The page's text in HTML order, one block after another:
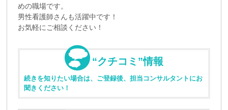
めの職場です。
男性看護師さんも活躍中です！
お気軽にご相談ください！
“クチコミ”情報
続きを知りたい場合は、ご登録後、担当コンサルタントにお
聞きください！